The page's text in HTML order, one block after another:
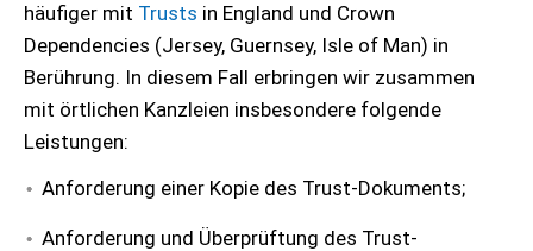
häufiger mit Trusts in England und Crown
Dependencies (Jersey, Guernsey, Isle of Man) in
Berührung. In diesem Fall erbringen wir zusammen
mit örtlichen Kanzleien insbesondere folgende
Leistungen:
Anforderung einer Kopie des Trust-Dokuments;
Anforderung und Überprüftung des Trust-